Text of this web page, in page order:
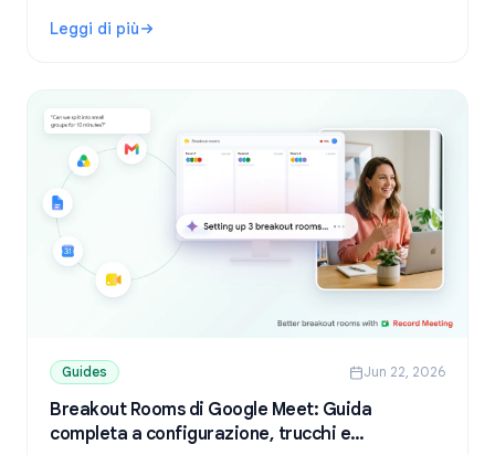
mobile, oltre a come scaricarli e condividerli.
Leggi di più
: Dove finiscono le registrazioni di Zoom? Come trovare
Guides Jun 22, 2026
Breakout Rooms di Google Meet: Guida
completa a configurazione, trucchi e